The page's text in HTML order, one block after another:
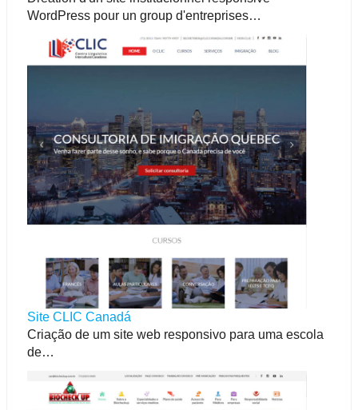
WordPress pour un group d'entreprises…
Site CLIC Canadá
Criação de um site web responsivo para uma escola
de…